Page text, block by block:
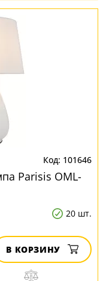
101646
Parisis OML-
20 шт.
В КОРЗИНУ